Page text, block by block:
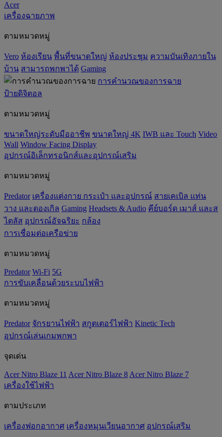
Acer
เครื่องฉายภาพ
ตามหมวดหมู่
Vero ห้องเรียน พื้นที่ขนาดใหญ่ ห้องประชุม ความบันเทิงภายใน
บ้าน สามารถพกพาได้ Gaming
การคำนวณของการฉาย
ป้ายดิจิตอล
ตามหมวดหมู่
ขนาดใหญ่ระดับมืออาชีพ ขนาดใหญ่ 4K IWB และ Touch Video
Wall Window Facing Display
อุปกรณ์อิเล็กทรอนิกส์และอุปกรณ์เสริม
ตามหมวดหมู่
Predator เครื่องแต่งกาย กระเป๋า และอุปกรณ์ สายเคเบิล แท่น
วาง และดองเกิล Gaming ‌Headsets & Audio คีย์บอร์ด เมาส์ และส
ไตลัส อุปกรณ์อัจฉริยะ กล้อง
การเชื่อมต่อเครือข่าย
ตามหมวดหมู่
Predator Wi-Fi 5G
การขับเคลื่อนด้วยระบบไฟฟ้า
ตามหมวดหมู่
Predator จักรยานไฟฟ้า สกูตเตอร์ไฟฟ้า Kinetic Tech
อุปกรณ์เล่นเกมพกพา
จุดเด่น
Acer Nitro Blaze 11 Acer Nitro Blaze 8 Acer Nitro Blaze 7
เครื่องใช้ไฟฟ้า
ตามประเภท
เครื่องฟอกอากาศ เครื่องหมุนเวียนอากาศ อุปกรณ์เสริม